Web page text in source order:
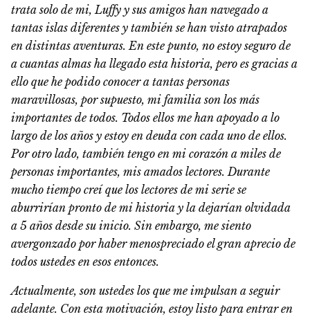
trata solo de mi, Luffy y sus amigos han navegado a
tantas islas diferentes y también se han visto atrapados
en distintas aventuras. En este punto, no estoy seguro de
a cuantas almas ha llegado esta historia, pero es gracias a
ello que he podido conocer a tantas personas
maravillosas, por supuesto, mi familia son los más
importantes de todos. Todos ellos me han apoyado a lo
largo de los años y estoy en deuda con cada uno de ellos.
Por otro lado, también tengo en mi corazón a miles de
personas importantes, mis amados lectores. Durante
mucho tiempo creí que los lectores de mi serie se
aburrirían pronto de mi historia y la dejarían olvidada
a 5 años desde su inicio. Sin embargo, me siento
avergonzado por haber menospreciado el gran aprecio de
todos ustedes en esos entonces.
Actualmente, son ustedes los que me impulsan a seguir
adelante. Con esta motivación, estoy listo para entrar en